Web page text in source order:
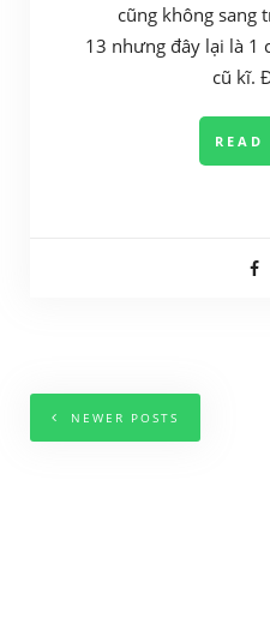
cũng không sang
13 nhưng đây lại là 1
cũ kĩ.
READ
NEWER POSTS